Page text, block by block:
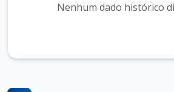
Nenhum dado histórico